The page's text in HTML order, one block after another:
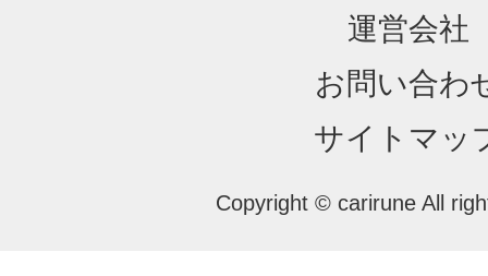
運営会社
お問い合わ
サイトマッ
Copyright © carirune All